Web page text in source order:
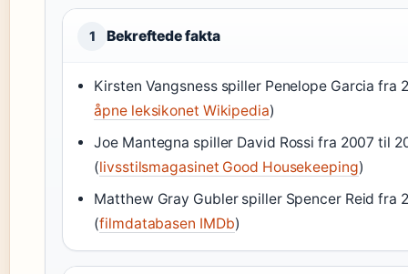
1 Bekreftede fakta
Kirsten Vangsness spiller Penelope Garcia fra
åpne leksikonet Wikipedia)
Joe Mantegna spiller David Rossi fra 2007 til
(livsstilsmagasinet Good Housekeeping)
Matthew Gray Gubler spiller Spencer Reid fra
(filmdatabasen IMDb)